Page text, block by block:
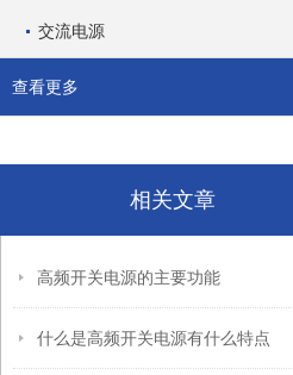
交流电源
查看更多
相关文章
高频开关电源的主要功能
什么是高频开关电源有什么特点